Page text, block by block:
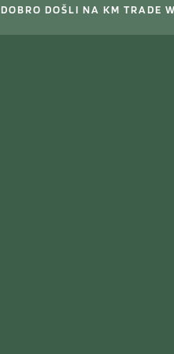
DOBRO DOŠLI NA KM TRADE